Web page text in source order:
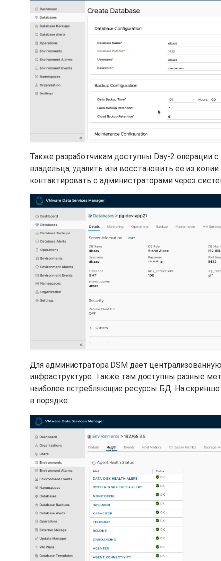
Также разработчикам доступны Day-2 операции
владельца, удалить или восстановить ее из
контактировать с администраторами через
Для администратора DSM дает
инфраструктуре. Также там доступны разные
наиболее потребляющие ресурсы БД. На
в порядке: